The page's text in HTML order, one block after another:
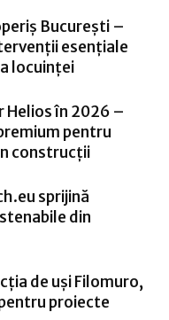
București –
esențiale
locuinței
Helios în 2026 –
pentru
construcții
sprijină
din
de uși Filomuro,
proiecte